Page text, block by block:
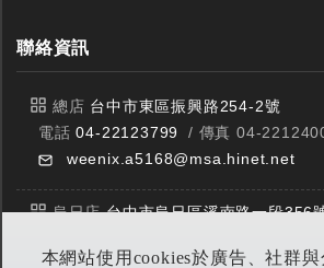
本網站使用cookies於廣告、社群
聯絡資訊
總店 台中市東區振興路254-2號
電話04-22123799
/ 傳真 04-
weenix.a5168@msa.hinet.net
烏日店台中市烏日區溪南路一段356